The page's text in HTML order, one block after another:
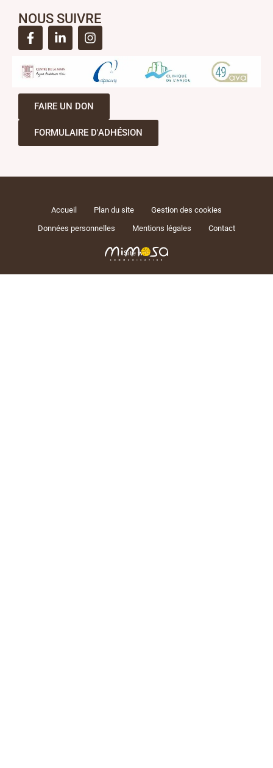
NOUS SUIVRE
FAIRE UN DON
FORMULAIRE D'ADHÉSION
Site web
Accueil Plan du site
Gestion des cookies
Données personnelles
Mentions légales Contact